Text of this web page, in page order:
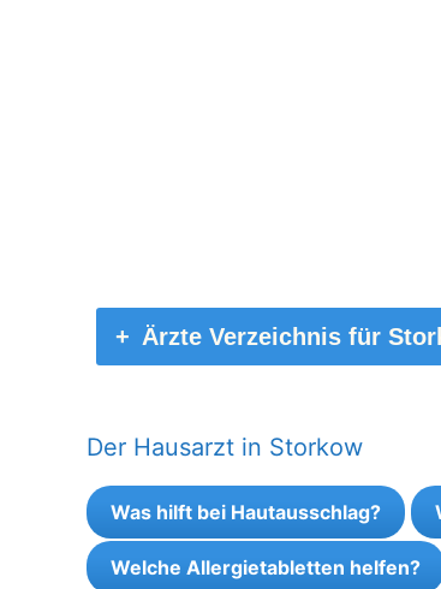
Ärzte Verzeichnis für
Der Hausarzt in Storkow
Was hilft bei Hautausschlag?
Welche Allergietabletten helfen?